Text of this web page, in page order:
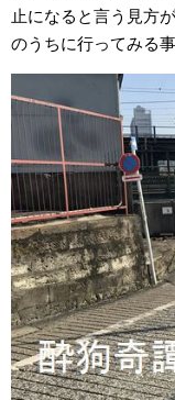
止になると言う見方
のうちに行ってみる